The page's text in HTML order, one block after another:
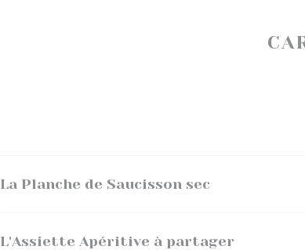
La Planche de Saucisson sec
L'Assiette Apéritive à partager